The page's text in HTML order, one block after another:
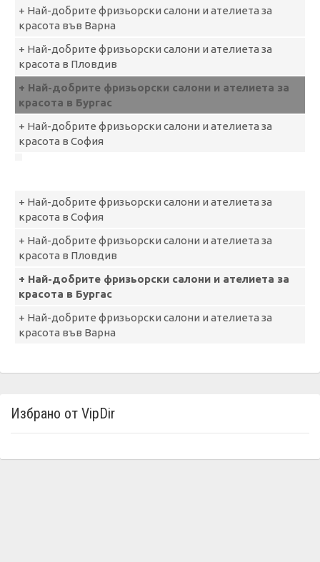
+ Най-добрите фризьорски салони и ателиета за
красота във Варна
+ Най-добрите фризьорски салони и ателиета за
красота в Пловдив
+ Най-добрите фризьорски салони и ателиета за
красота в Бургас
+ Най-добрите фризьорски салони и ателиета за
красота в София
+ Най-добрите фризьорски салони и ателиета за
красота в София
+ Най-добрите фризьорски салони и ателиета за
красота в Пловдив
+ Най-добрите фризьорски салони и ателиета за
красота в Бургас
+ Най-добрите фризьорски салони и ателиета за
красота във Варна
Избрано от VipDir